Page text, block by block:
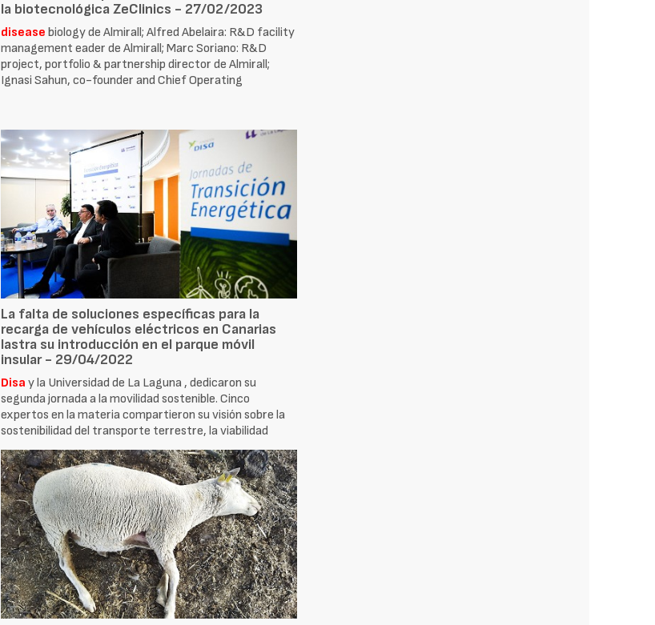
la biotecnológica ZeClinics - 27/02/2023
disease biology de Almirall; Alfred Abelaira: R&D facility
management eader de Almirall; Marc Soriano: R&D
project, portfolio & partnership director de Almirall;
Ignasi Sahun, co-founder and Chief Operating
La falta de soluciones específicas para la
recarga de vehículos eléctricos en Canarias
lastra su introducción en el parque móvil
insular - 29/04/2022
Disa y la Universidad de La Laguna , dedicaron su
segunda jornada a la movilidad sostenible. Cinco
expertos en la materia compartieron su visión sobre la
sostenibilidad del transporte terrestre, la viabilidad